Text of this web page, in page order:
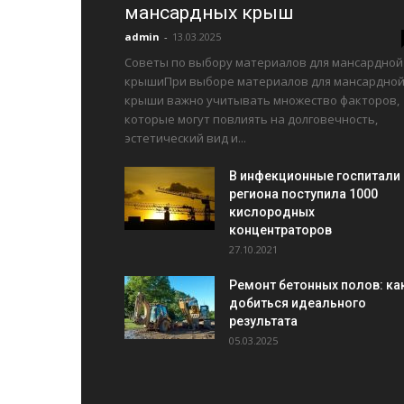
мансардных крыш
admin - 13.03.2025
Советы по выбору материалов для мансардной
крышиПри выборе материалов для мансардной
крыши важно учитывать множество факторов,
которые могут повлиять на долговечность,
эстетический вид и...
В инфекционные госпитали
региона поступила 1000
кислородных
концентраторов
27.10.2021
Ремонт бетонных полов:
добиться идеального
результата
05.03.2025